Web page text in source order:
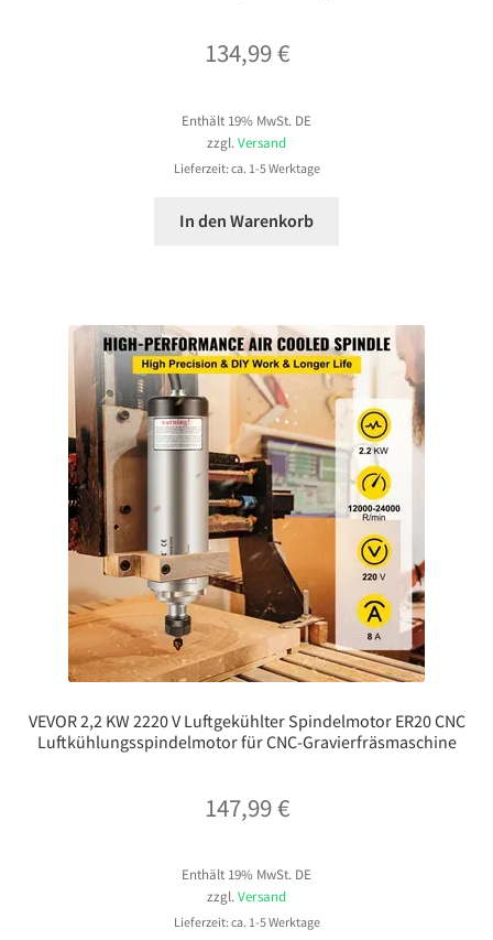
134,99€
Enthält 19% MwSt. DE
zzgl. Versand
Lieferzeit: ca. 1-5 Werktage
In den Warenkorb
VEVOR 2,2 KW 2220 V Luftgekühlter Spindelmotor ER20 CNC
Luftkühlungsspindelmotor für CNC-Gravierfräsmaschine
147,99€
Enthält 19% MwSt. DE
zzgl. Versand
Lieferzeit: ca. 1-5 Werktage